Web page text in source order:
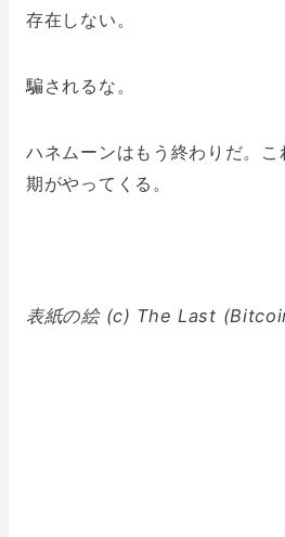
存在しない。
騙されるな。
ハネムーンはもう終わりだ。
期がやってくる。
表紙の絵 (c) The Last